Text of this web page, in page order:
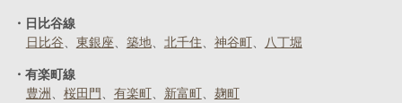
日比谷線
日比谷
東銀座 築地 北千住 神谷町 八丁堀
有楽町線
豊洲
桜田門 有楽町 新富町 麹町